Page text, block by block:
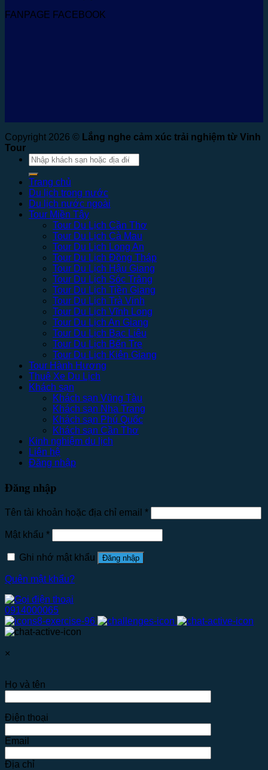
FANPAGE FACEBOOK
Copyright 2026 © Lắng nghe cảm xúc trải nghiệm từ Vinh
Tour
Tìm
kiếm:
Trang chủ
Du lịch trong nước
Du lịch nước ngoài
Tour Miền Tây
Tour Du Lịch Cần Thơ
Tour Du Lịch Cà Mau
Tour Du Lịch Long An
Tour Du Lịch Đồng Tháp
Tour Du Lịch Hậu Giang
Tour Du Lịch Sóc Trăng
Tour Du Lịch Tiền Giang
Tour Du Lịch Trà Vinh
Tour Du Lịch Vĩnh Long
Tour Du Lịch An Giang
Tour Du Lịch Bạc Liêu
Tour Du Lịch Bến Tre
Tour Du Lịch Kiên Giang
Tour Hành Hương
Thuê Xe Du Lịch
Khách sạn
Khách sạn Vũng Tàu
Khách sạn Nha Trang
Khách sạn Phú Quốc
Khách sạn Cần Thơ
Kinh nghiệm du lịch
Liên hệ
Đăng nhập
Đăng nhập
Tên tài khoản hoặc địa chỉ email *
Mật khẩu *
Ghi nhớ mật khẩu Đăng nhập
Quên mật khẩu?
0914000065
×
Họ và tên
Điện thoại
Email
Địa chỉ